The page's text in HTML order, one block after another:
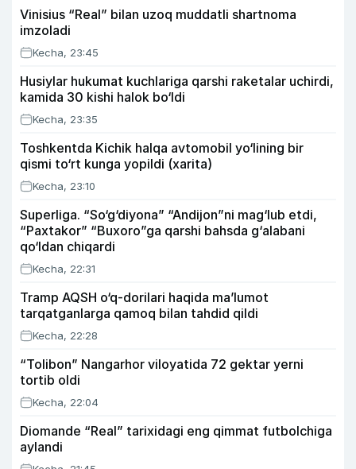
Vinisius “Real” bilan uzoq muddatli shartnoma
imzoladi
Kecha, 23:45
Husiylar hukumat kuchlariga qarshi raketalar uchirdi,
kamida 30 kishi halok bo‘ldi
Kecha, 23:35
Toshkentda Kichik halqa avtomobil yo‘lining bir
qismi to‘rt kunga yopildi (xarita)
Kecha, 23:10
Superliga. “So‘g‘diyona” “Andijon”ni mag‘lub etdi,
“Paxtakor” “Buxoro”ga qarshi bahsda g‘alabani
qo‘ldan chiqardi
Kecha, 22:31
Tramp AQSH o‘q-dorilari haqida ma’lumot
tarqatganlarga qamoq bilan tahdid qildi
Kecha, 22:28
“Tolibon” Nangarhor viloyatida 72 gektar yerni
tortib oldi
Kecha, 22:04
Diomande “Real” tarixidagi eng qimmat futbolchiga
aylandi